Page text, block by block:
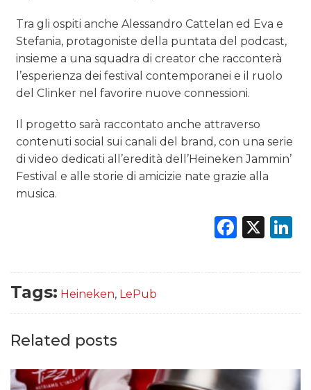
Tra gli ospiti anche Alessandro Cattelan ed Eva e
Stefania, protagoniste della puntata del podcast,
insieme a una squadra di creator che racconterà
l’esperienza dei festival contemporanei e il ruolo
del Clinker nel favorire nuove connessioni.
Il progetto sarà raccontato anche attraverso
contenuti social sui canali del brand, con una serie
di video dedicati all’eredità dell’Heineken Jammin’
Festival e alle storie di amicizie nate grazie alla
musica.
X
Tags: Heineken, LePub
Related posts